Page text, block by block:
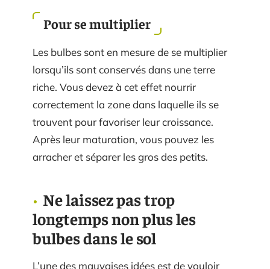
Pour se multiplier
Les bulbes sont en mesure de se multiplier
lorsqu’ils sont conservés dans une terre
riche. Vous devez à cet effet nourrir
correctement la zone dans laquelle ils se
trouvent pour favoriser leur croissance.
Après leur maturation, vous pouvez les
arracher et séparer les gros des petits.
Ne laissez pas trop
longtemps non plus les
bulbes dans le sol
L’une des mauvaises idées est de vouloir